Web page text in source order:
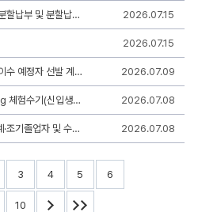
2026학년도 2학기 재학생 등록금 분할납부 및 분할납부 연계대출 신청 안내 2026.07.15
2026.07.15
2026학년도 2학기 교직 복수전공 이수 예정자 선발 계획 안내 2026.07.09
2026-1학기 Academic Advising 체험수기(신입생)/활동후기(재학생) 공모 2026.07.08
2025학년도 후기 학사학위취득유예·조기졸업자 및 수료자 졸업사정 신청 안내 2026.07.08
3 4 5 6
10